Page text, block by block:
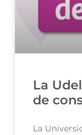
La
de
La